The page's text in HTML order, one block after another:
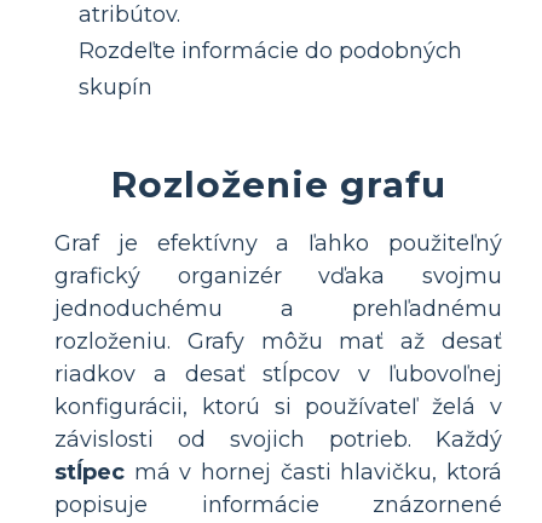
atribútov.
Rozdeľte informácie do podobných
skupín
Rozloženie grafu
Graf je efektívny a ľahko použiteľný
grafický organizér vďaka svojmu
jednoduchému a prehľadnému
rozloženiu. Grafy môžu mať až desať
riadkov a desať stĺpcov v ľubovoľnej
konfigurácii, ktorú si používateľ želá v
závislosti od svojich potrieb. Každý
stĺpec má v hornej časti hlavičku, ktorá
popisuje informácie znázornené